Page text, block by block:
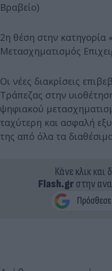
Βραβείο)
2η θέση στην κατηγορία
Μετασχηματισμός
Οι νέες διακρίσεις
Τράπεζας στην
ψηφιακού
ταχύτερη και ασφαλή
της από όλα τα
Κάνε κλικ και
Flash.grστην